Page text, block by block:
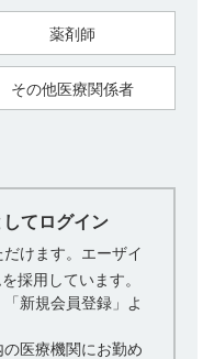
解（発症後6時間以
開始すること。（引用
における肺動脈血栓の
、本剤の出血に関する
、危険性と有益性の両
9．特定の背景を有す
量（13,750IU/kg）の投
（引用4）
塩液のみを用い、他剤
薬剤師
その他医療関係者
てログイン
けます。エーザイ
採用しています。
新規会員登録」よ
医療機関にお勤め